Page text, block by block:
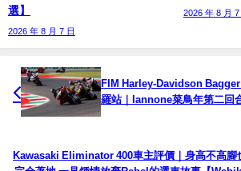
選】
2026 年 8 月 7 日
2026 年 8 月 7
FIM Harley-Davidson
羅站｜Iannone菜鳥年第二回
Kawasaki Eliminator 400車主評價｜身高不高腳